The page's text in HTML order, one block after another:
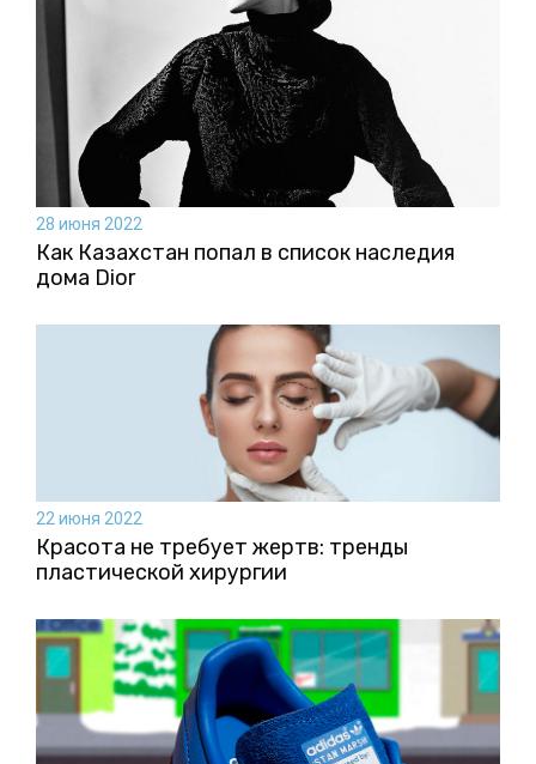
28 июня 2022
Как Казахстан попал в список наследия
дома Dior
22 июня 2022
Красота не требует жертв: тренды
пластической хирургии